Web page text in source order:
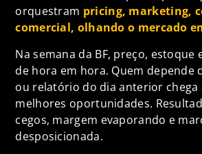
orquestram pricing, marketing,
comercial, olhando o mercado
Na semana da BF, preço, estoque
de hora em hora. Quem depende
ou relatório do dia anterior chega
melhores oportunidades.
cegos, margem evaporando e
desposicionada.